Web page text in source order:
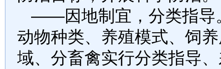
——因地制宜，分类指导
动物种类、养殖模式、饲
域、分畜禽实行分类指导